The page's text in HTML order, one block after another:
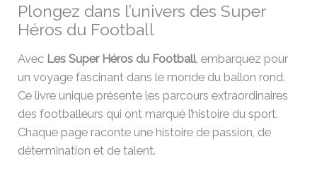
Plongez dans l’univers des Super
Héros du Football
Avec Les Super Héros du Football, embarquez pour
un voyage fascinant dans le monde du ballon rond.
Ce livre unique présente les parcours extraordinaires
des footballeurs qui ont marqué l’histoire du sport.
Chaque page raconte une histoire de passion, de
détermination et de talent.